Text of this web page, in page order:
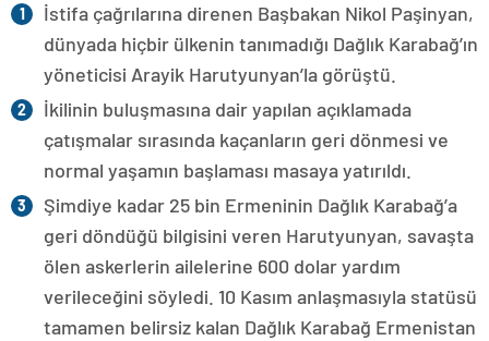
İstifa çağrılarına direnen Başbakan Nikol Paşinyan,
dünyada hiçbir ülkenin tanımadığı Dağlık Karabağ’ın
yöneticisi Arayik Harutyunyan’la görüştü.
İkilinin buluşmasına dair yapılan açıklamada
çatışmalar sırasında kaçanların geri dönmesi ve
normal yaşamın başlaması masaya yatırıldı.
Şimdiye kadar 25 bin Ermeninin Dağlık Karabağ’a
geri döndüğü bilgisini veren Harutyunyan, savaşta
ölen askerlerin ailelerine 600 dolar yardım
verileceğini söyledi. 10 Kasım anlaşmasıyla statüsü
tamamen belirsiz kalan Dağlık Karabağ Ermenistan